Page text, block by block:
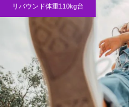
リバウンド体重110kg台